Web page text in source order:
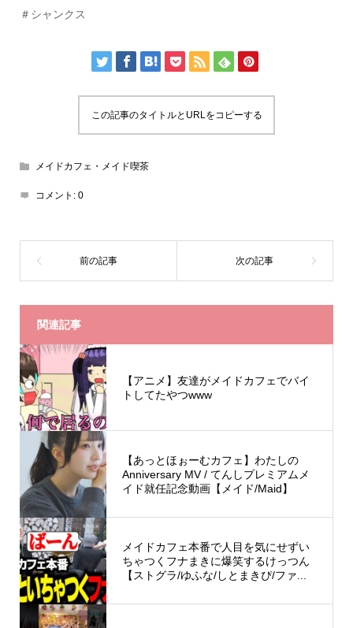
＃シャンクス
この記事のタイトルとURLをコピーする
メイドカフェ・メイド喫茶
コメント: 0
関連記事
【アニメ】友達がメイドカフェでバイ
トしてたやつwww
【あっとほぉーむカフェ】わたしの
Anniversary MV / てんしプレミアムメ
イド就任記念動画【メイド/Maid】
メイドカフェ本番で人目を気にせずい
ちゃつくフナまきに爆笑するけっつん
【ストグラ/ゆふな/しとまきぴ/ファ...